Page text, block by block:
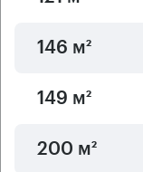
146 м²
149 м²
200 м²